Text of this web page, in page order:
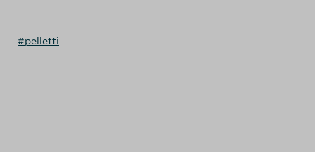
#pelletti